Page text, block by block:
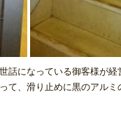
話になっている御客様が
て、滑り止めに黒のアルミ